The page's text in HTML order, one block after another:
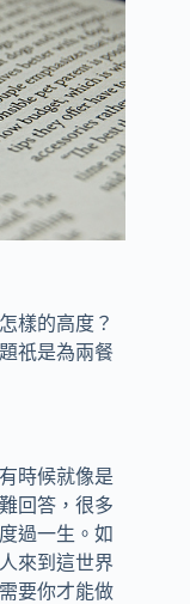
樣的高度？
祇是為兩餐
時候就像是
回答，很多
過一生。如
來到這世界
需要你才能做